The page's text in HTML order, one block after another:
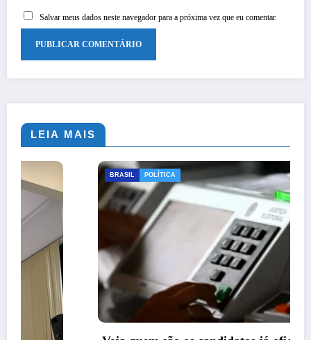
Salvar meus dados neste navegador para a próxima vez que eu comentar.
LEIA MAIS